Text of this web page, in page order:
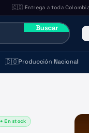
🇨🇴 Entrega a toda
Buscar
🇨🇴Producción Nacional
● En stock